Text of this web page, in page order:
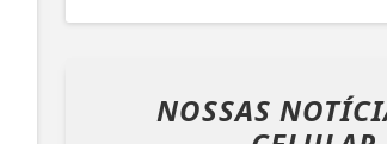
NOSSAS